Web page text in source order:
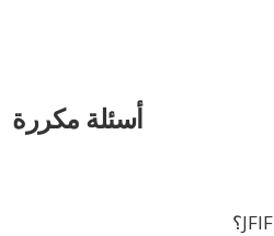
أسئلة مكررة